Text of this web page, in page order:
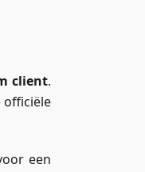
client.
officiële
een